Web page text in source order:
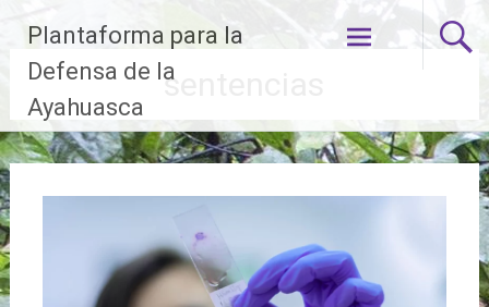
contenido
Plantaforma para la
Defensa de la
Ayahuasca
sentencias